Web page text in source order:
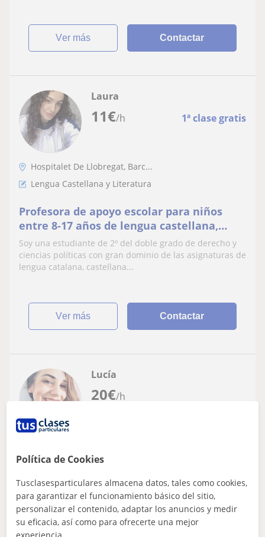
ver más Contactar
11€/h 1ª clase gratis
Laura
Hospitalet De Llobregat, Barc...
Lengua Castellana y Literatura
Profesora de apoyo escolar para niños
entre 8-17 años de lengua castellana,
catalana historia y literatura
Soy una estudiante de 2º del doble grado de derecho y
ciencias políticas con gran dominio de las asignaturas de
lengua catalana, castellana...
ver más Contactar
20€/h
Lucía
Lengua Castellana y Literatura
Doy clases particulares de Lengua
Castellana, Literatura Universal y
Filosofía
Doy clases particulares de Lengua Castellana, Literatura
Universal y Filosofía.
Política de Cookies
Tusclasesparticulares almacena datos, tales como cookies,
para garantizar el funcionamiento básico del sitio,
personalizar el contenido, adaptar los anuncios y medir
su eficacia, así como para ofrecerte una mejor
experiencia.